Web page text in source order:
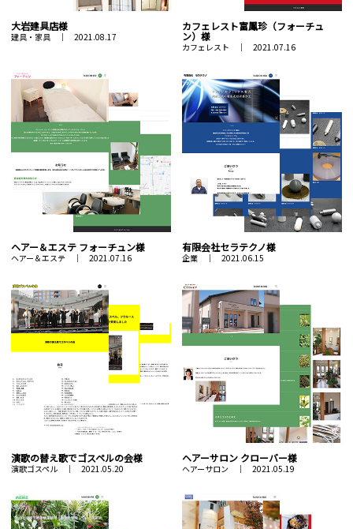
大岩建具店様
建具・家具 ｜ 2021.08.17
カフェレスト富鳳珍（フォーチュ
ン）様
カフェレスト ｜ 2021.07.16
ヘアー＆エステ フォーチュン様
ヘアー＆エステ ｜ 2021.07.16
有限会社セラテクノ様
企業 ｜ 2021.06.15
演歌の替え歌でゴスペルの会様
演歌ゴスペル ｜ 2021.05.20
ヘアーサロン クローバー様
ヘアーサロン ｜ 2021.05.19